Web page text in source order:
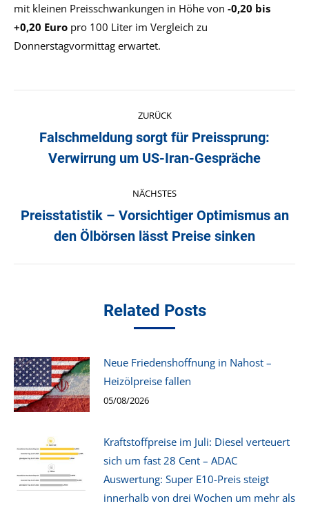
mit kleinen Preisschwankungen in Höhe von -0,20 bis
+0,20 Euro pro 100 Liter im Vergleich zu
Donnerstagvormittag erwartet.
Kommentarnavigation
ZURÜCK
Vorheriger
Beitrag:
Falschmeldung sorgt für Preissprung:
Verwirrung um US-Iran-Gespräche
NÄCHSTES
Nächster
Beitrag:
Preisstatistik – Vorsichtiger Optimismus an
den Ölbörsen lässt Preise sinken
Related Posts
Neue Friedenshoffnung in Nahost –
Heizölpreise fallen
05/08/2026
Kraftstoffpreise im Juli: Diesel verteuert
sich um fast 28 Cent – ADAC
Auswertung: Super E10-Preis steigt
innerhalb von drei Wochen um mehr als